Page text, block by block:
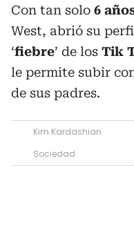
Con tan solo 6
West, abrió su
‘fiebre’ de los Tik
le permite subir
de sus padres.
Kim Kardashian
Sociedad